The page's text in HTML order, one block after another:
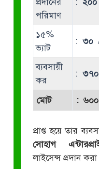
পরিমাণ
১৫%
ভ্যাট
: ৩০/
ব্যবসায়ী
কর
: ৩৭০
মোট :৬০০
প্রাপ্ত হয়ে তার
সোহাগ
লাইসেন্স প্রদান